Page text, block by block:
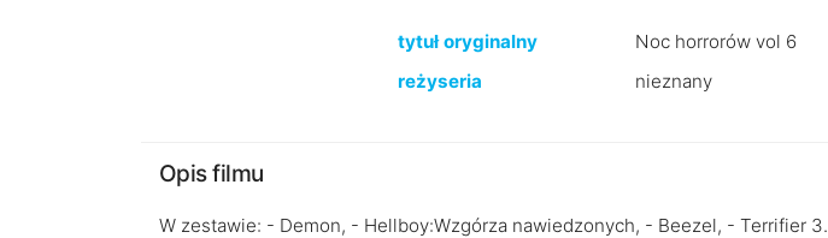
tytuł oryginalny
Noc horrorów vol 6
reżyseria
nieznany
Opis filmu
W zestawie: - Demon, - Hellboy:Wzgórza nawiedzonych, - Beezel, - Terrifier 3.